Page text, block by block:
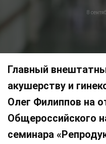
8
Главный
акушерству и
Олег Филиппов на
Общероссийского
семинара